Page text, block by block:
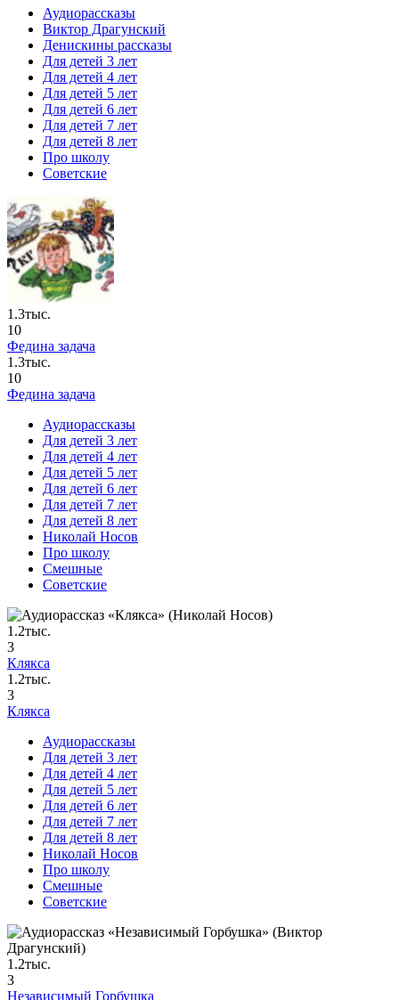
Аудиорассказы
Виктор Драгунский
Денискины рассказы
Для детей 3 лет
Для детей 4 лет
Для детей 5 лет
Для детей 6 лет
Для детей 7 лет
Для детей 8 лет
Про школу
Советские
1.3тыс.
10
Федина задача
1.3тыс.
10
Федина задача
Аудиорассказы
Для детей 3 лет
Для детей 4 лет
Для детей 5 лет
Для детей 6 лет
Для детей 7 лет
Для детей 8 лет
Николай Носов
Про школу
Смешные
Советские
1.2тыс.
3
Клякса
1.2тыс.
3
Клякса
Аудиорассказы
Для детей 3 лет
Для детей 4 лет
Для детей 5 лет
Для детей 6 лет
Для детей 7 лет
Для детей 8 лет
Николай Носов
Про школу
Смешные
Советские
1.2тыс.
3
Независимый Горбушка